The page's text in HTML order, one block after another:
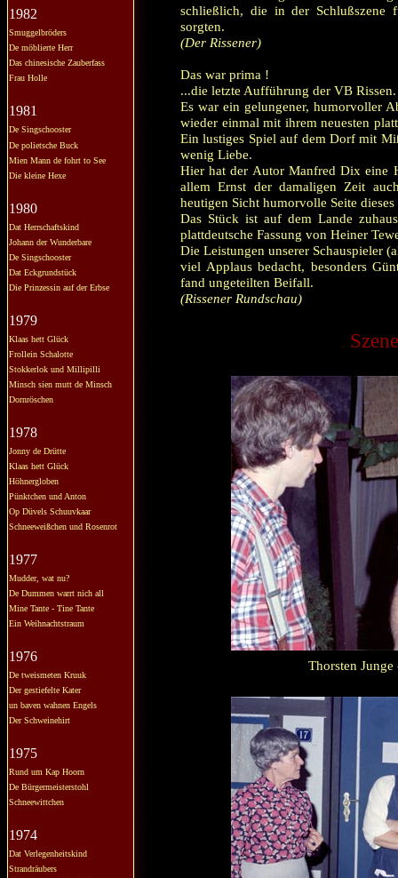
1982
Smuggelbröders
De möblierte Herr
Das chinesische Zauberfass
Frau Holle
1981
De Singschooster
De polietsche Buck
Mien Mann de fohrt to See
Die kleine Hexe
1980
Dat Herrschaftskind
Johann der Wunderbare
De Singschooster
Dat Eckgrundstück
Die Prinzessin auf der Erbse
1979
Klaas hett Glück
Frollein Schalotte
Stokkerlok und Millipilli
Minsch sien mutt de Minsch
Dornröschen
1978
Jonny de Drütte
Klaas hett Glück
Höhnergloben
Pünktchen und Anton
Op Düvels Schuuvkaar
Schneeweißchen und Rosenrot
1977
Mudder, wat nu?
De Dummen warrt nich all
Mine Tante - Tine Tante
Ein Weihnachtstraum
1976
De tweismeten Kruuk
Der gestiefelte Kater
un baven wahnen Engels
Der Schweinehirt
1975
Rund um Kap Hoorn
De Bürgermeisterstohl
Schneewittchen
1974
Dat Verlegenheitskind
Strandräubers
schließlich, die in der Schlußszene
sorgten.
(Der Rissener)
Das war prima !
...die letzte Aufführung der VB Rissen.
Es war ein gelungener, humorvoller
wieder einmal mit ihrem neuesten
Ein lustiges Spiel auf dem Dorf mit
wenig Liebe.
Hier hat der Autor Manfred Dix eine
allem Ernst der damaligen Zeit
heutigen Sicht humorvolle Seite
Das Stück ist auf dem Lande
plattdeutsche Fassung von Heiner
Die Leistungen unserer Schauspieler
viel Applaus bedacht, besonders
fand ungeteilten Beifall.
(Rissener Rundschau)
Thorsten Junge